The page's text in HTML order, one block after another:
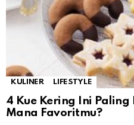
KULINER LIFESTYLE
4 Kue Kering Ini
Mana Favoritmu?